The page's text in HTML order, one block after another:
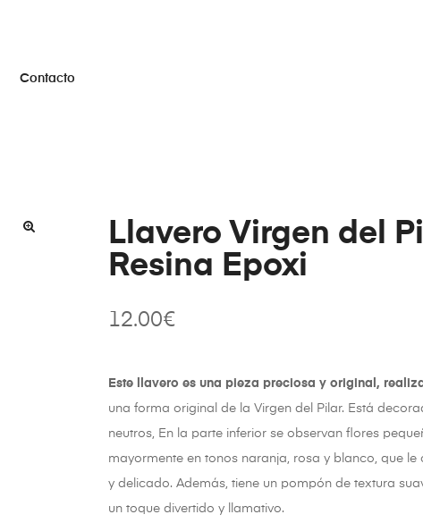
Contacto
Llavero Virgen del
Resina Epoxi
12.00€
Este llavero es una pieza preciosa y original,
una forma original de la Virgen del Pilar. Está
neutros, En la parte inferior se observan flores
mayormente en tonos naranja, rosa y blanco, que le
y delicado. Además, tiene un pompón de textura
un toque divertido y llamativo.